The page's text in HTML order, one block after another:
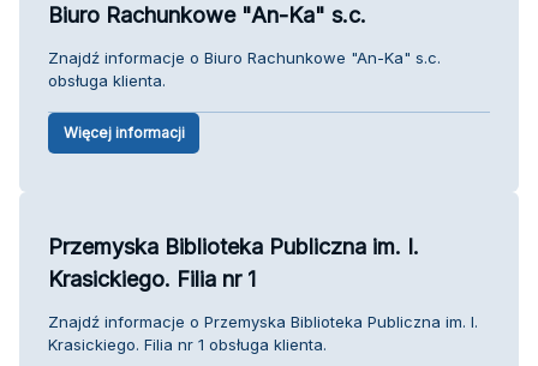
Biuro Rachunkowe "An-Ka" s.c.
Znajdź informacje o Biuro Rachunkowe "An-Ka" s.c.
obsługa klienta.
Więcej informacji
Przemyska Biblioteka Publiczna im. I.
Krasickiego. Filia nr 1
Znajdź informacje o Przemyska Biblioteka Publiczna im. I.
Krasickiego. Filia nr 1 obsługa klienta.